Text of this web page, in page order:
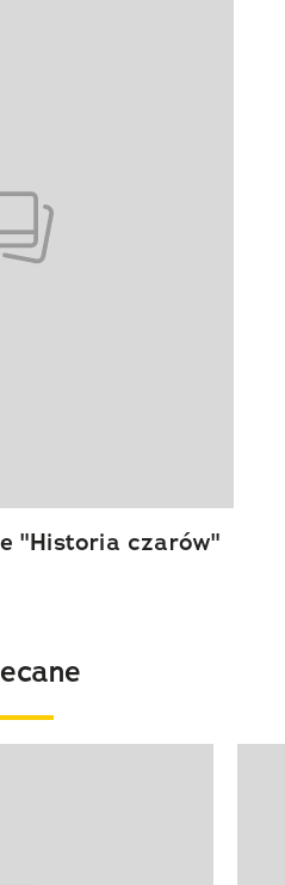
"Historia czarów"